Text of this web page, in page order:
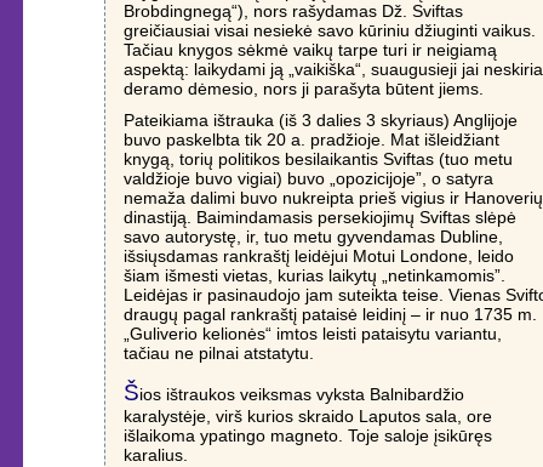
Brobdingnegą“), nors rašydamas Dž. Sviftas
greičiausiai visai nesiekė savo kūriniu džiuginti vaikus.
Tačiau knygos sėkmė vaikų tarpe turi ir neigiamą
aspektą: laikydami ją „vaikiška“, suaugusieji jai neskiria
deramo dėmesio, nors ji parašyta būtent jiems.
Pateikiama ištrauka (iš 3 dalies 3 skyriaus) Anglijoje
buvo paskelbta tik 20 a. pradžioje. Mat išleidžiant
knygą, torių politikos besilaikantis Sviftas (tuo metu
valdžioje buvo vigiai) buvo „opozicijoje”, o satyra
nemaža dalimi buvo nukreipta prieš vigius ir Hanoverių
dinastiją. Baimindamasis persekiojimų Sviftas slėpė
savo autorystę, ir, tuo metu gyvendamas Dubline,
išsiųsdamas rankraštį leidėjui Motui Londone, leido
šiam išmesti vietas, kurias laikytų „netinkamomis”.
Leidėjas ir pasinaudojo jam suteikta teise. Vienas
draugų pagal rankraštį pataisė leidinį – ir nuo 1735 m.
„Guliverio kelionės“ imtos leisti pataisytu variantu,
tačiau ne pilnai atstatytu.
Šios ištraukos veiksmas vyksta Balnibardžio
karalystėje, virš kurios skraido Laputos sala, ore
išlaikoma ypatingo magneto. Toje saloje įsikūręs
karalius.